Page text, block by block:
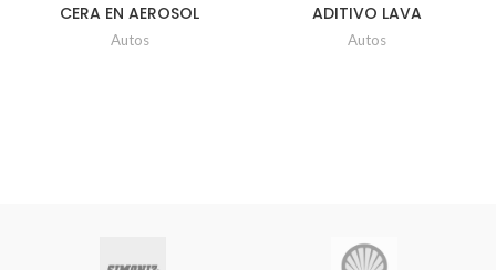
CERA EN AEROSOL
INSTABRILLO UD x 480ml
Autos
ADITIVO LAVA
PARABRISAS SIMONS
Autos